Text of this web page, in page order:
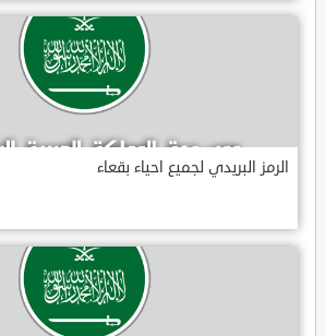
الرمز البريدي لجميع احياء بقعاء